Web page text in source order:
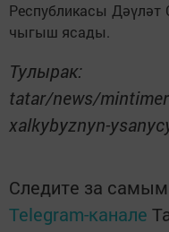
Республикасы
чыгыш ясады.
Тулырак:
tatar/news/
xalkybyznyn-
Следите за
Telegram-канале